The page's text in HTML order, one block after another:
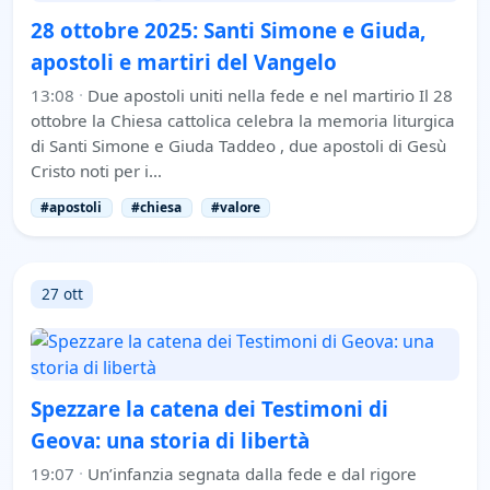
28 ottobre 2025: Santi Simone e Giuda,
apostoli e martiri del Vangelo
13:08 · Due apostoli uniti nella fede e nel martirio Il 28
ottobre la Chiesa cattolica celebra la memoria liturgica
di Santi Simone e Giuda Taddeo , due apostoli di Gesù
Cristo noti per i…
#apostoli #chiesa #valore
27 ott
Spezzare la catena dei Testimoni di
Geova: una storia di libertà
19:07 · Un’infanzia segnata dalla fede e dal rigore